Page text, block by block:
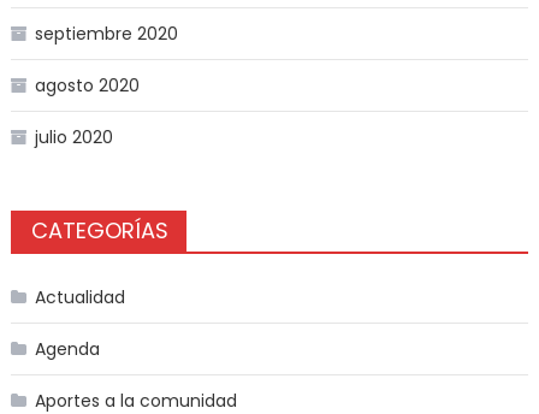
septiembre 2020
agosto 2020
julio 2020
CATEGORÍAS
Actualidad
Agenda
Aportes a la comunidad